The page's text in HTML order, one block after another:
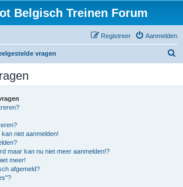
Belgisch Treinen Forum
Aanmelden
Registreer
vragen
niet aanmelden!
maar kan nu niet meer aanmelden!?
meer!
afgemeld?